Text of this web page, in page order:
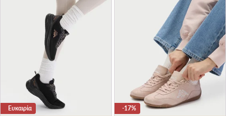
Ευκαιρία -17%